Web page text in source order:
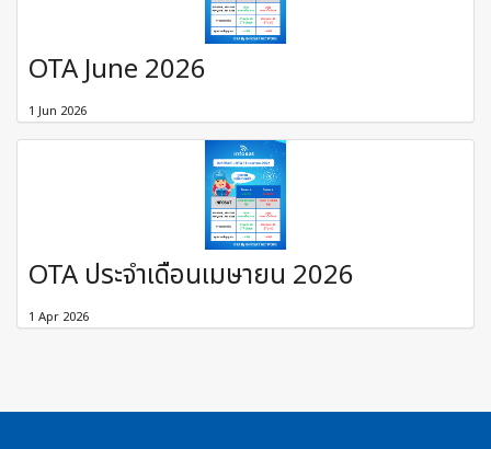
OTA June 2026
1 Jun 2026
OTA ประจำเดือนเมษายน 2026
1 Apr 2026